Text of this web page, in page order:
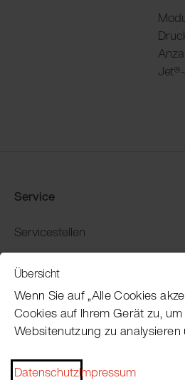
Service
Servicestellen
Produkt-Demo buchen
Garantie und Rückgabe
Zahlung und Versand
Übersicht
Wenn Sie auf „Alle Cookies
Cookies auf Ihrem Gerät zu,
Websitenutzung zu
DatenschutzImpressum